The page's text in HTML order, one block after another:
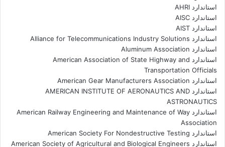
استاندارد AHRI
استاندارد AISC
استاندارد AIST
استاندارد Alliance for Telecommunications Industry Solutions
استاندارد Aluminum Association
استاندارد American Association of State Highway and
Transportation Officials
استاندارد American Gear Manufacturers Association
استاندارد AMERICAN INSTITUTE OF AERONAUTICS AND
ASTRONAUTICS
استاندارد American Railway Engineering and Maintenance of Way
Association
استاندارد American Society For Nondestructive Testing
استاندارد American Society of Agricultural and Biological Engineers